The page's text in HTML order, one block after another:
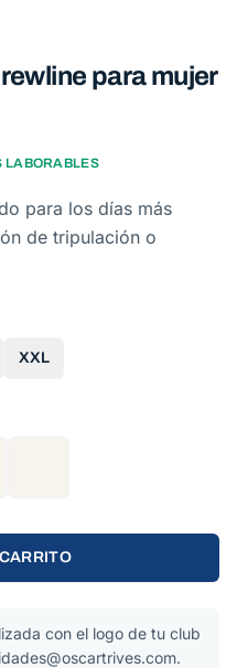
para mujer
LABORABLES
para los días más
de tripulación o
XXL
con el logo de tu club